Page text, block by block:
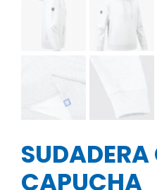
CAPUCHA